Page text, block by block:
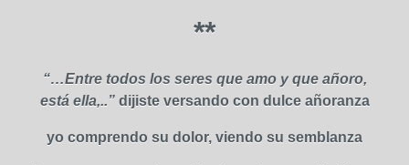
**
“…Entre todos los seres que amo y que añoro,
está ella,..”dijiste versando con dulce añoranza
yo comprendo su dolor, viendo su semblanza